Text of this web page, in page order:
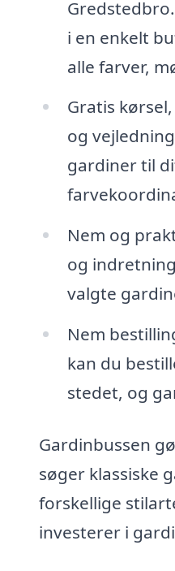
i en enkelt
alle farver,
Gratis
og
gardiner til
Nem og
og
valgte
Nem
kan du
stedet, og
Gardinbussen
søger klassiske
forskellige
investerer i